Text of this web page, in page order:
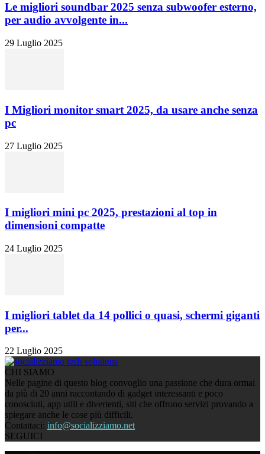
Le migliori soundbar 2025 senza subwoofer esterno,
per audio avvolgente in...
29 Luglio 2025
I Migliori monitor smart 2025, da usare anche senza
pc
27 Luglio 2025
I migliori mini pc 2025, prestazioni al top in
dimensioni compatte
24 Luglio 2025
I migliori tablet da 14 pollici o quasi, schermi giganti
per...
22 Luglio 2025
CHI SIAMO
Nelle pagine di questo blog convoglio una passione che dura ormai
da più di 20 anni raccontando di gadget interessanti e poco
conosciuti, app utili e divertenti, siti che offrono servizi provando a
spiegare anche le cose più difficili.
Contattaci: info@socializziamo.net
SEGUICI